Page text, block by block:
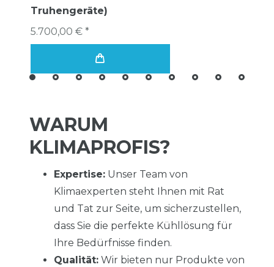
Truhengeräte)
5.700,00 € *
WARUM
KLIMAPROFIS?
Expertise: Unser Team von
Klimaexperten steht Ihnen mit Rat
und Tat zur Seite, um sicherzustellen,
dass Sie die perfekte Kühllösung für
Ihre Bedürfnisse finden.
Qualität: Wir bieten nur Produkte von